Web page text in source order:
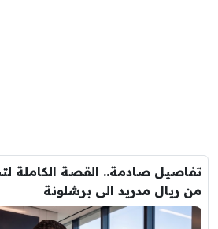
تفاصيل صادمة.. القصة الكاملة
من ريال مدريد الى برشلونة